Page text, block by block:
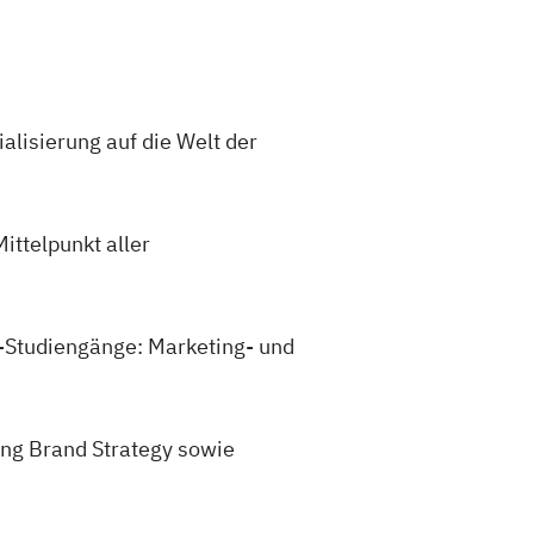
auf die Welt der
aller
Marketing- und
Brand Strategy sowie